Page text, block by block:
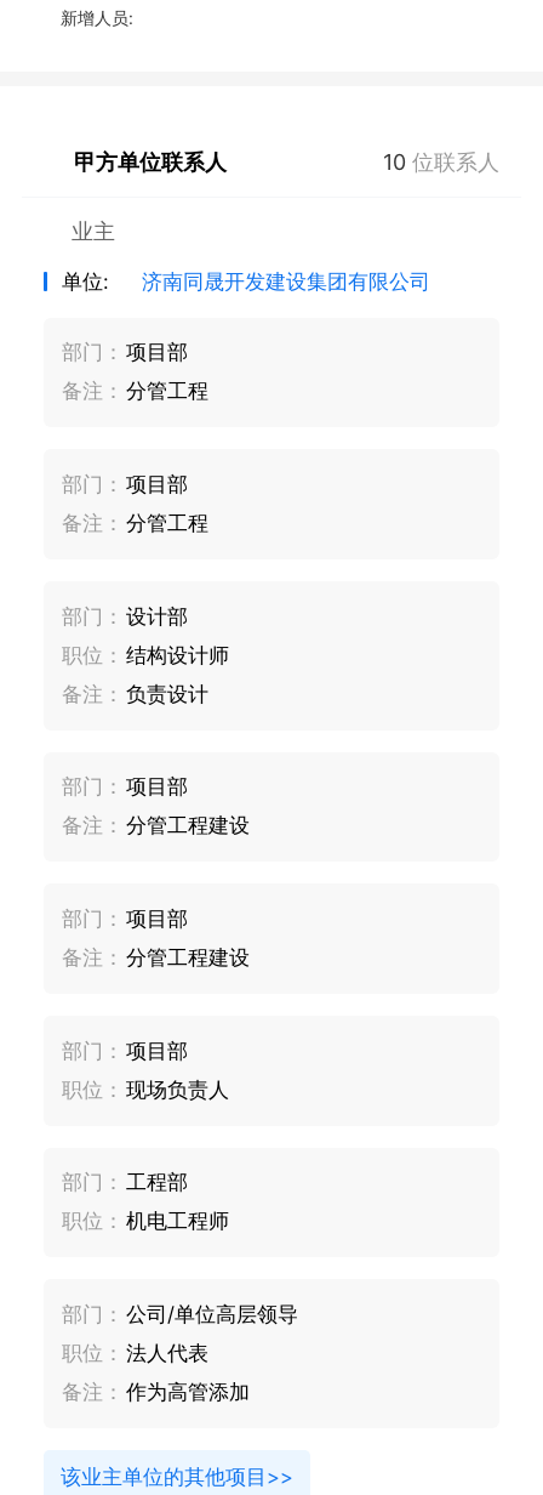
新增人员:
甲方单位联系人 10 位联系人
业主
单位: 济南同晟开发建设集团有限公司
部门： 项目部
备注： 分管工程
部门： 项目部
备注： 分管工程
部门： 设计部
职位： 结构设计师
备注： 负责设计
部门： 项目部
备注： 分管工程建设
部门： 项目部
备注： 分管工程建设
部门： 项目部
职位： 现场负责人
部门： 工程部
职位： 机电工程师
部门： 公司/单位高层领导
职位： 法人代表
备注： 作为高管添加
该业主单位的其他项目>>